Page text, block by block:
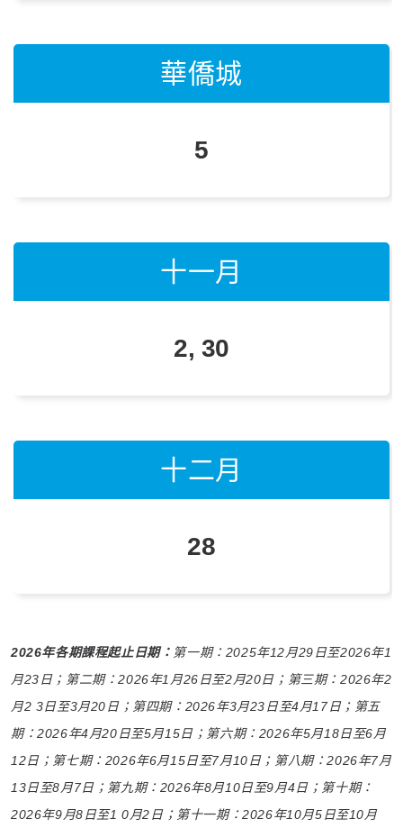
華僑城
5
十一月
2, 30
十二月
28
華僑城
4
十一月
1, 29
十二月
28
華僑城
23
十一月
20
十二月
18
2026年各期課程起止日期： 第一期：2025年12月29日至2026年1
月23日；第二期：2026年1月26日至2月20日；第三期：2026年2
月2 3日至3月20日；第四期：2026年3月23日至4月17日；第五
期：2026年4月20日至5月15日；第六期：2026年5月18日至6月
12日；第七期：2026年6月15日至7月10日；第八期：2026年7月
13日至8月7日；第九期：2026年8月10日至9月4日；第十期：
2026年9月8日至1 0月2日；第十一期：2026年10月5日至10月